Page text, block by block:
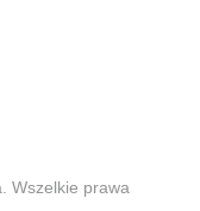
Wszelkie prawa